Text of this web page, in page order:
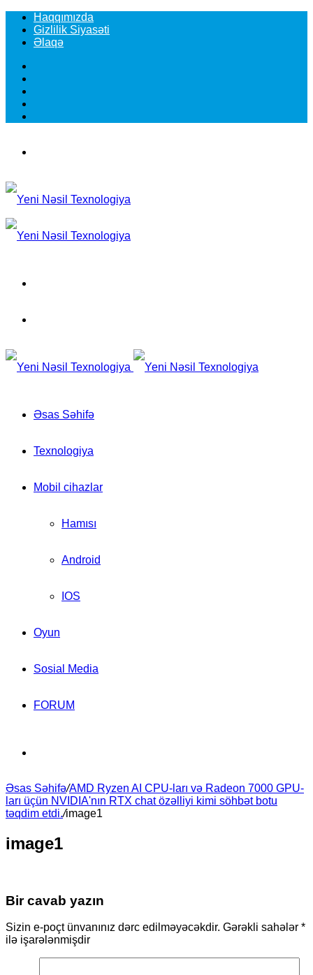
Haqqımızda
Gizlilik Siyasəti
Əlaqə
Əsas Səhifə
Texnologiya
Mobil cihazlar
Hamısı
Android
IOS
Oyun
Sosial Media
FORUM
for
Əsas Səhifə/AMD Ryzen AI CPU-ları və Radeon 7000 GPU-
ları üçün NVIDIA'nın RTX chat özəlliyi kimi söhbət botu
təqdim etdi./image1
image1
Bir cavab yazın
Sizin e-poçt ünvanınız dərc edilməyəcəkdir. Gərəkli sahələr *
ilə işarələnmişdir